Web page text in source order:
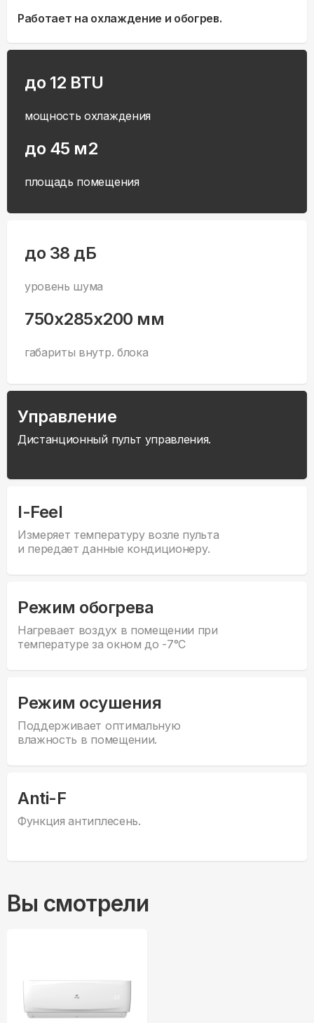
Работает на охлаждение и обогрев.
до 12 BTU
мощность охлаждения
до 45 м2
площадь помещения
до 38 дБ
уровень шума
750x285x200 мм
габариты внутр. блока
Управление
Дистанционный пульт управления.
I-Feel
Измеряет температуру возле пульта
и передает данные кондиционеру.
Режим обогрева
Нагревает воздух в помещении при
температуре за окном до -7°С
Режим осушения
Поддерживает оптимальную
влажность в помещении.
Anti-F
Функция антиплесень.
Вы смотрели